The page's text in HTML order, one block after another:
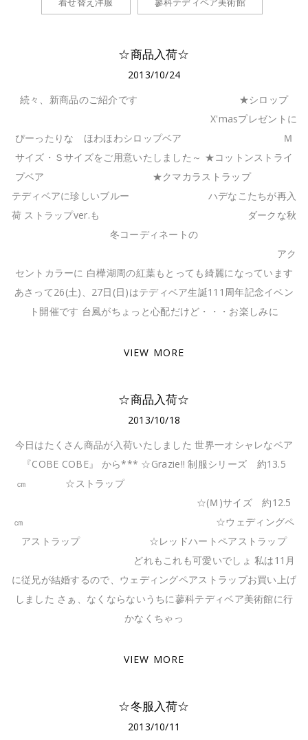
☆商品入荷☆
2013/10/24
続々、新商品のご紹介です ★シロップ
X'masプレゼントに
ぴーったりな ほわほわシロップベア Ｍ
サイズ・Ｓサイズをご用意いたしました～ ★コットンストライ
プベア ★クマカラストラップ
テディベアに珍しいブルー ハデなこたちが再入
荷 ストラップver.も ダークな秋
冬コーディネートの
アク
セントカラーに 白樺湖周の紅葉もとっても綺麗になっています
あさって26(土)、27日(日)はテディベア生誕111周年記念イベン
ト開催です 台風がちょっと心配だけど・・・お楽しみに
VIEW MORE
☆商品入荷☆
2013/10/18
今日はたくさん商品が入荷いたしました 世界一オシャレなベア
『COBE COBE』 から*** ☆Grazie!! 制服シリーズ 約13.5
㎝ ☆ストラップ
☆(Ｍ)サイズ 約12.5
㎝ ☆ウェディングペ
アストラップ ☆レッドハートペアストラップ
どれもこれも可愛いでしょ 私は11月
に従兄が結婚するので、ウェディングペアストラップお買い上げ
しました さぁ、なくならないうちに蓼科テディベア美術館に行
かなくちゃっ
VIEW MORE
☆冬服入荷☆
2013/10/11